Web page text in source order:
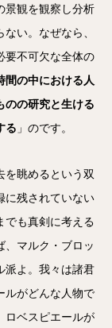
景観を観察し分析
い。なぜなら、
要不可欠な全体の
間の中における人
のの研究と生ける
る 」のです。
を眺めるという双
に残されていない
でも真剣に考える
、マルク・ブロッ
派よ。我々は諸君
ルがどんな人物で
ロベスピエールが